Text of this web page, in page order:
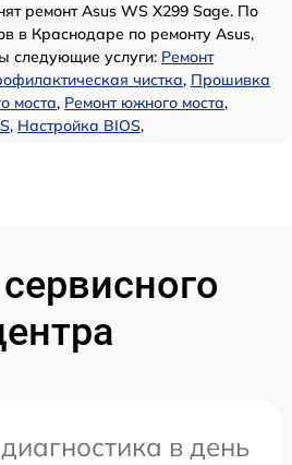
ремонт Asus WS X299 Sage. По
в Краснодаре по ремонту Asus,
следующие услуги: Ремонт
чистка, Прошивка
моста, Ремонт южного моста,
, Настройка BIOS,
в день